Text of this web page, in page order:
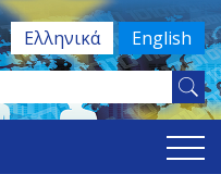
Ελληνικά English